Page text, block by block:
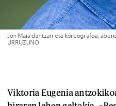
Jon Maia dantzari eta koreografoa,
URRUZUNO
Viktoria Eugenia